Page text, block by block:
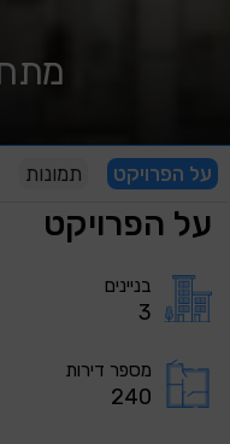
על הפרויקט תמונות
על הפרויקט
בניינים
3
מספר דירות
240